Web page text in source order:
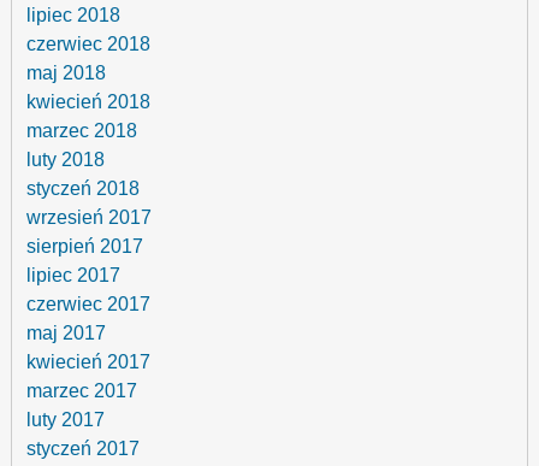
lipiec 2018
czerwiec 2018
maj 2018
kwiecień 2018
marzec 2018
luty 2018
styczeń 2018
wrzesień 2017
sierpień 2017
lipiec 2017
czerwiec 2017
maj 2017
kwiecień 2017
marzec 2017
luty 2017
styczeń 2017